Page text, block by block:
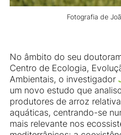
Fotografia de
No âmbito do seu
Centro de Ecologia,
Ambientais, o investigador
um novo estudo que
produtores de arroz
aquáticas, centrando-se
mais relevante nos